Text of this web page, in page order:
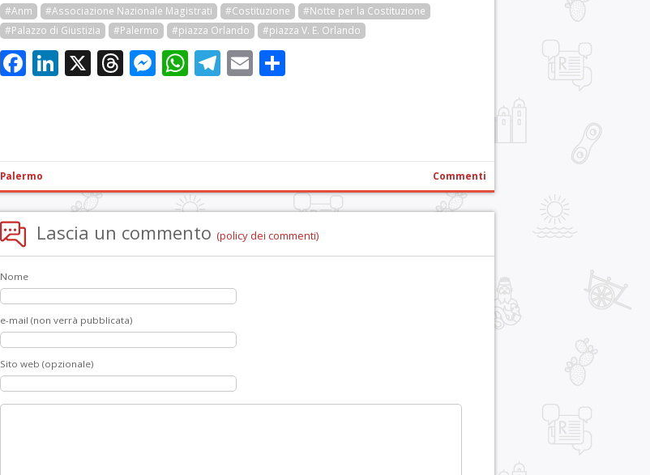
#Anm #Associazione Nazionale Magistrati #Costituzione
#Notte per la Costituzione
#Palazzo di Giustizia
#Palermo #piazza Orlando #piazza V. E. Orlando
Facebook
LinkedIn
X Threads
Messenger
WhatsApp
Telegram
Email
Palermo Commenti
Lascia un commento (policy dei commenti)
Nome
e-mail (non verrà pubblicata)
Sito web (opzionale)